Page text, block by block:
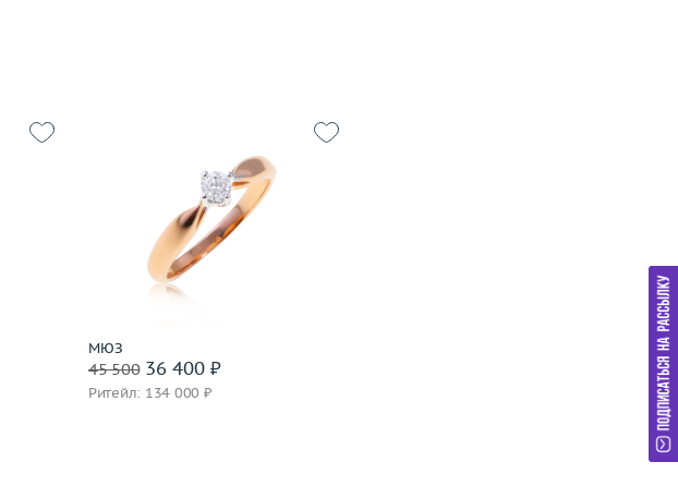
МЮЗ
45 50036 400 ₽
Ритейл: 134 000 ₽
Материал
золото 585 пробы
Подробнее